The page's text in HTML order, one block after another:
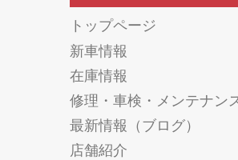
トップページ
新車情報
在庫情報
修理・車検・メンテナン
最新情報（ブログ）
店舗紹介